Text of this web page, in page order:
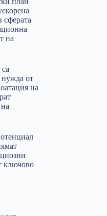
сферата
на
нужда от
на
ключово